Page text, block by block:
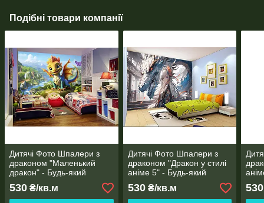
Подібні товари компанії
Дитячі Фото Шпалери з
драконом "Маленький
дракон" - Будь-який
розмір! Читаємо опис!
530 ₴/кв.м
Дитячі Фото Шпалери з
драконом "Дракон у стилі
аніме 5" - Будь-який
розмір! Читаємо опис!
530₴/кв.м 530